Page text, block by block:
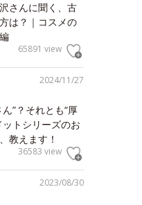
さんに聞く、古
は？｜コスメの
65891 view
2024/11/27
”？それとも“厚
ットシリーズのお
教えます！
36583 view
2023/08/30